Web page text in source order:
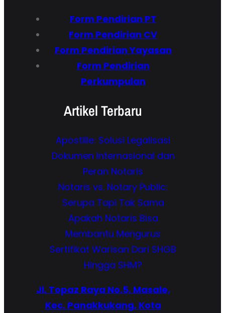
Form Pendirian PT
Form Pendirian CV
Form Pendirian Yayasan
Form Pendirian
Perkumpulan
Artikel Terbaru
Apostille: Solusi Legalisasi
Dokumen Internasional dan
Peran Notaris
Notaris vs. Notary Public:
Serupa Tapi Tak Sama
Apakah Notaris Bisa
Membantu Mengurus
Sertifikat Warisan Dari SHGB
Hingga SHM?
Jl. Topaz Raya No.5, Masale,
Kec. Panakkukang, Kota